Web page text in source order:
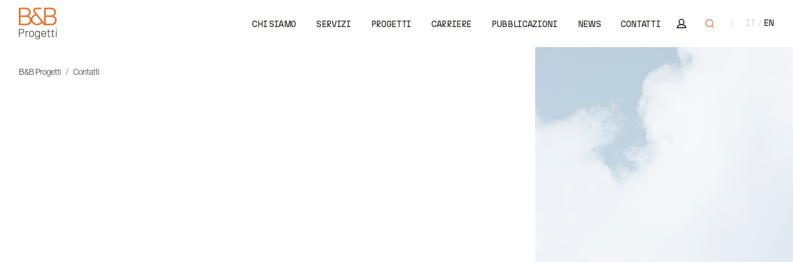
B&B Progetti
CHI SIAMO SERVIZI PROGETTI CARRIERE PUBBLICAZIONI NEWS CONTATTI Area riservata IT EN
Apri ricerca
B&B Progetti Contatti